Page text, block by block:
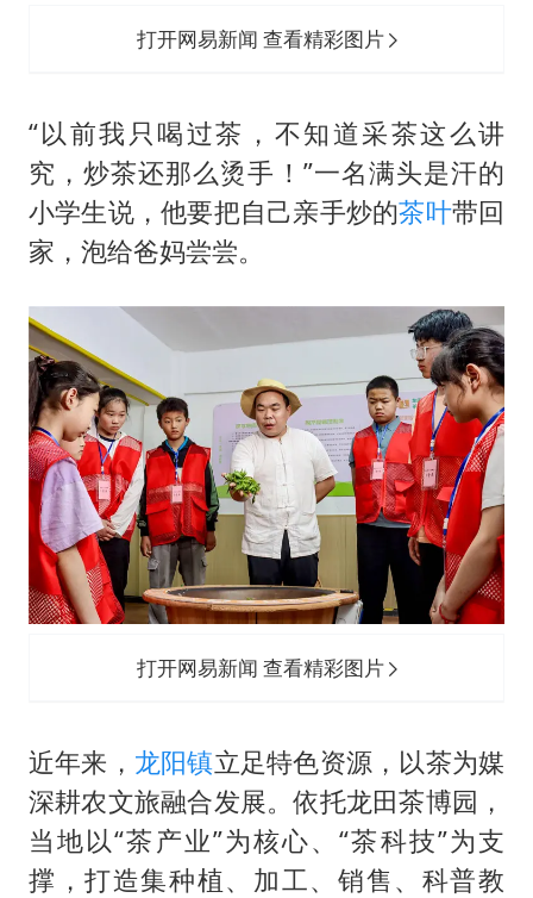
打开网易新闻 查看精彩图片
“以前我只喝过茶，不知道采茶这么讲
究，炒茶还那么烫手！”一名满头是汗的
小学生说，他要把自己亲手炒的茶叶带回
家，泡给爸妈尝尝。
打开网易新闻 查看精彩图片
近年来， 龙阳镇立足特色资源，以茶为媒
深耕农文旅融合发展。依托龙田茶博园，
当地以“茶产业”为核心、“茶科技”为支
撑，打造集种植、加工、销售、科普教